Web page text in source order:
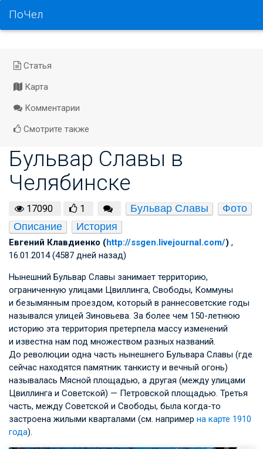
ПоЧел
Статья
Карта
Комментарии
Смотрите также
Бульвар Славы в
Челябинске
17090 1 Бульвар Славы
Фото
Описание
История
Евгений Клавдиенко (http://ssgen.livejournal.com/) ,
16.01.2014 (4587 дней назад)
Нынешний Бульвар Славы занимает территорию,
ограниченную улицами Цвиллинга, Свободы, Коммуны
и безымянным проездом, который в раннесоветские годы
назывался улицей Зиновьева. За более чем 150-летнюю
историю эта территория претерпела массу изменений
и известна нам под множеством разных названий.
До революции одна часть нынешнего Бульвара Славы (где
сейчас находятся памятник танкисту и вечный огонь)
называлась Мясной площадью, а другая (между улицами
Цвиллинга и Советской) — Петровской площадью. Третья
часть, между Советской и Свободы, была когда-то
застроена жилыми кварталами (см. например на карте 1910
года).